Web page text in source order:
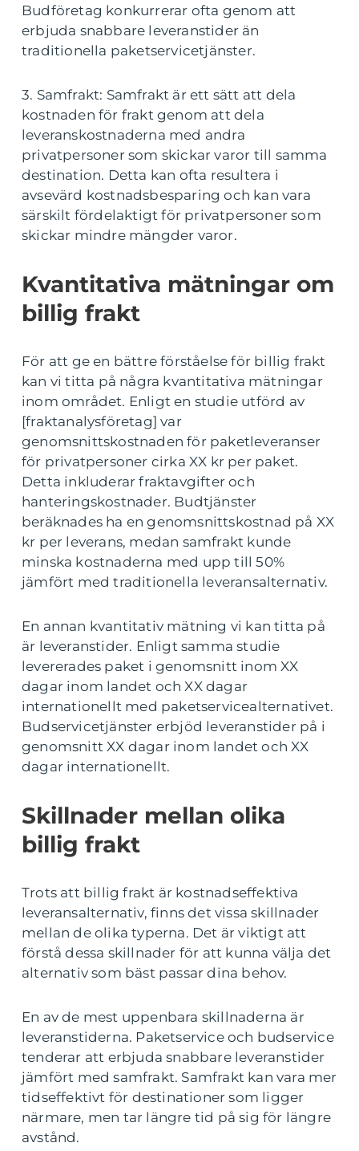
Budföretag konkurrerar ofta genom att
erbjuda snabbare leveranstider än
traditionella paketservicetjänster.
3. Samfrakt: Samfrakt är ett sätt att dela
kostnaden för frakt genom att dela
leveranskostnaderna med andra
privatpersoner som skickar varor till samma
destination. Detta kan ofta resultera i
avsevärd kostnadsbesparing och kan vara
särskilt fördelaktigt för privatpersoner som
skickar mindre mängder varor.
Kvantitativa mätningar om
billig frakt
För att ge en bättre förståelse för billig frakt
kan vi titta på några kvantitativa mätningar
inom området. Enligt en studie utförd av
[fraktanalysföretag] var
genomsnittskostnaden för paketleveranser
för privatpersoner cirka XX kr per paket.
Detta inkluderar fraktavgifter och
hanteringskostnader. Budtjänster
beräknades ha en genomsnittskostnad på XX
kr per leverans, medan samfrakt kunde
minska kostnaderna med upp till 50%
jämfört med traditionella leveransalternativ.
En annan kvantitativ mätning vi kan titta på
är leveranstider. Enligt samma studie
levererades paket i genomsnitt inom XX
dagar inom landet och XX dagar
internationellt med paketservicealternativet.
Budservicetjänster erbjöd leveranstider på i
genomsnitt XX dagar inom landet och XX
dagar internationellt.
Skillnader mellan olika
billig frakt
Trots att billig frakt är kostnadseffektiva
leveransalternativ, finns det vissa skillnader
mellan de olika typerna. Det är viktigt att
förstå dessa skillnader för att kunna välja det
alternativ som bäst passar dina behov.
En av de mest uppenbara skillnaderna är
leveranstiderna. Paketservice och budservice
tenderar att erbjuda snabbare leveranstider
jämfört med samfrakt. Samfrakt kan vara mer
tidseffektivt för destinationer som ligger
närmare, men tar längre tid på sig för längre
avstånd.